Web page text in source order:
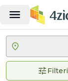
Filteri